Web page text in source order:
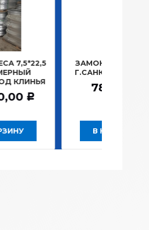
ЗАМОК ЗАЖИГАНИЯ
Г.САНКТ-ПЕТЕРБУРГ
781,20